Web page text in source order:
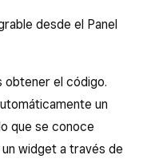
desde el Panel
obtener el código.
un
que se conoce
widget a través de